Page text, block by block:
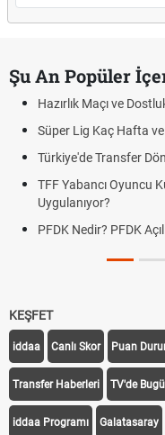
Şu An Popüler
Hazırlık Maçı ve
Süper Lig Kaç Hafta
Türkiye'de Transfer
TFF Yabancı Oyuncu
Uygulanıyor?
PFDK Nedir? PFDK
KEŞFET
iddaa Canlı Skor Puan
Transfer Haberleri TV'de
iddaa Programı Galatasaray